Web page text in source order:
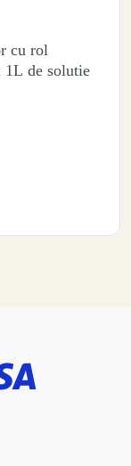
cu rol
1L de solutie